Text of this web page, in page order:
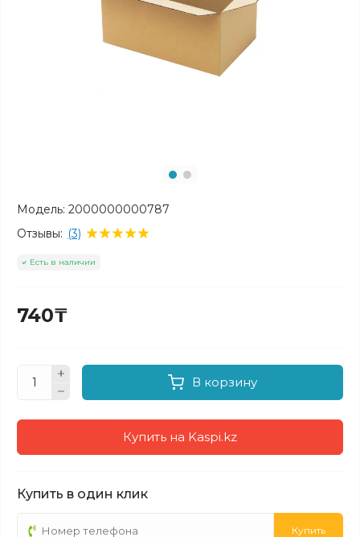
Модель: 2000000000787
Отзывы: (3)
Есть в наличии
740₸
В корзину
Купить на Kaspi.kz
Купить в один клик
Купить